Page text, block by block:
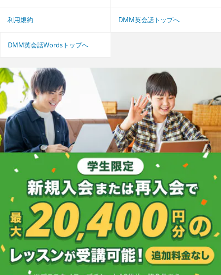
利用規約 DMM英会話トップへ
DMM英会話Wordsトップへ